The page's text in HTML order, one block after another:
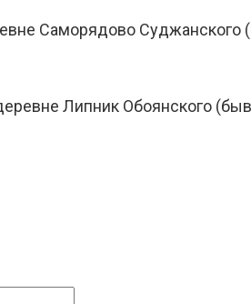
Саморядово
Липник Обоянского